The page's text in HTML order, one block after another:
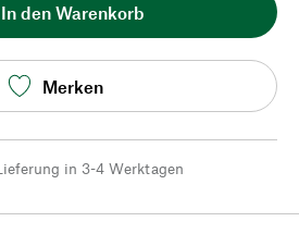
In den Warenkorb
Merken
in 3-4 Werktagen